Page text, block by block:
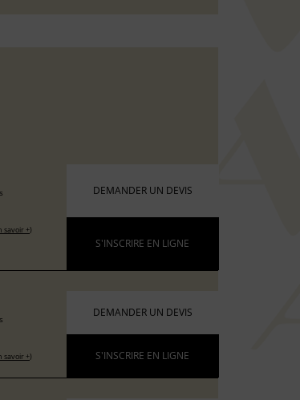
savoir +)
DEMANDER UN DEVIS
S'INSCRIRE EN LIGNE
savoir +)
DEMANDER UN DEVIS
S'INSCRIRE EN LIGNE